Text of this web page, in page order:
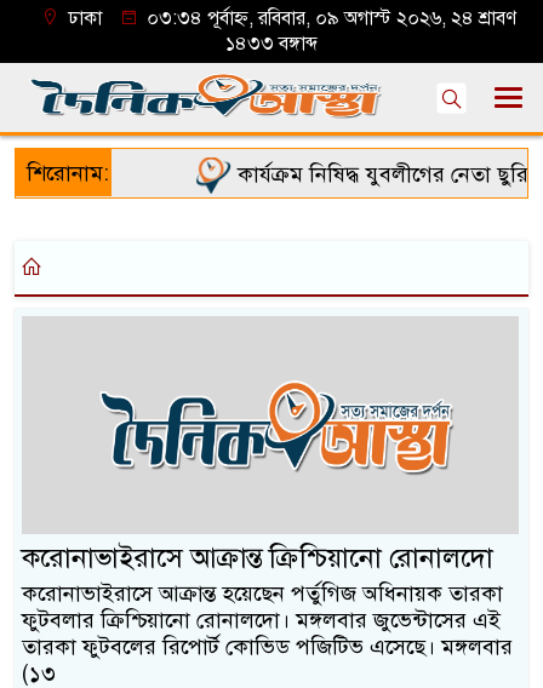
ঢাকা
০৩:৩৪ পূর্বাহ্ন, রবিবার, ০৯ অগাস্ট ২০২৬, ২৪ শ্রাবণ
১৪৩৩ বঙ্গাব্দ
শিরোনাম: কার্যক্রম নিষিদ্ধ যুবলীগের নেতা
করোনাভাইরাসে আক্রান্ত ক্রিশ্চিয়ানো রোনালদো
করোনাভাইরাসে আক্রান্ত হয়েছেন পর্তুগিজ অধিনায়ক তারকা
ফুটবলার ক্রিশ্চিয়ানো রোনালদো। মঙ্গলবার জুভেন্টাসের এই
তারকা ফুটবলের রিপোর্ট কোভিড পজিটিভ এসেছে। মঙ্গলবার
(১৩